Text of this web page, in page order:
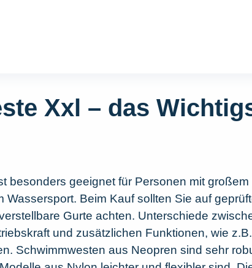
Xxl – das
besonders geeignet für Personen mit
Wassersport. Beim Kauf sollten Sie auf
Gurte achten. Unterschiede
und zusätzlichen Funktionen, wie
Schwimmwesten aus Neopren sind sehr